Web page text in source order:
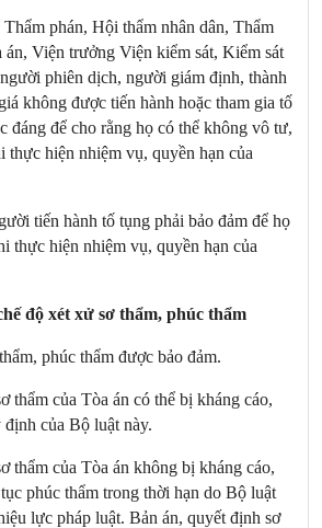
phán, Hội thẩm nhân dân, Thẩm
Viện trưởng Viện kiểm sát, Kiểm sát
phiên dịch, người giám định, thành
không được tiến hành hoặc tham gia tố
đáng để cho rằng họ có thể không vô tư,
thực hiện nhiệm vụ, quyền hạn của
tiến hành tố tụng phải bảo đảm để họ
thực hiện nhiệm vụ, quyền hạn của
độ xét xử sơ thẩm, phúc thẩm
phúc thẩm được bảo đảm.
thẩm của Tòa án có thể bị kháng cáo,
của Bộ luật này.
thẩm của Tòa án không bị kháng cáo,
phúc thẩm trong thời hạn do Bộ luật
lực pháp luật. Bản án, quyết định sơ